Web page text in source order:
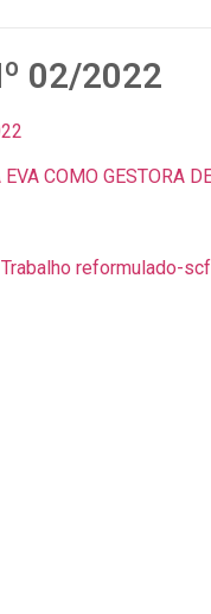
02/2022
COMO GESTORA
reformulado-